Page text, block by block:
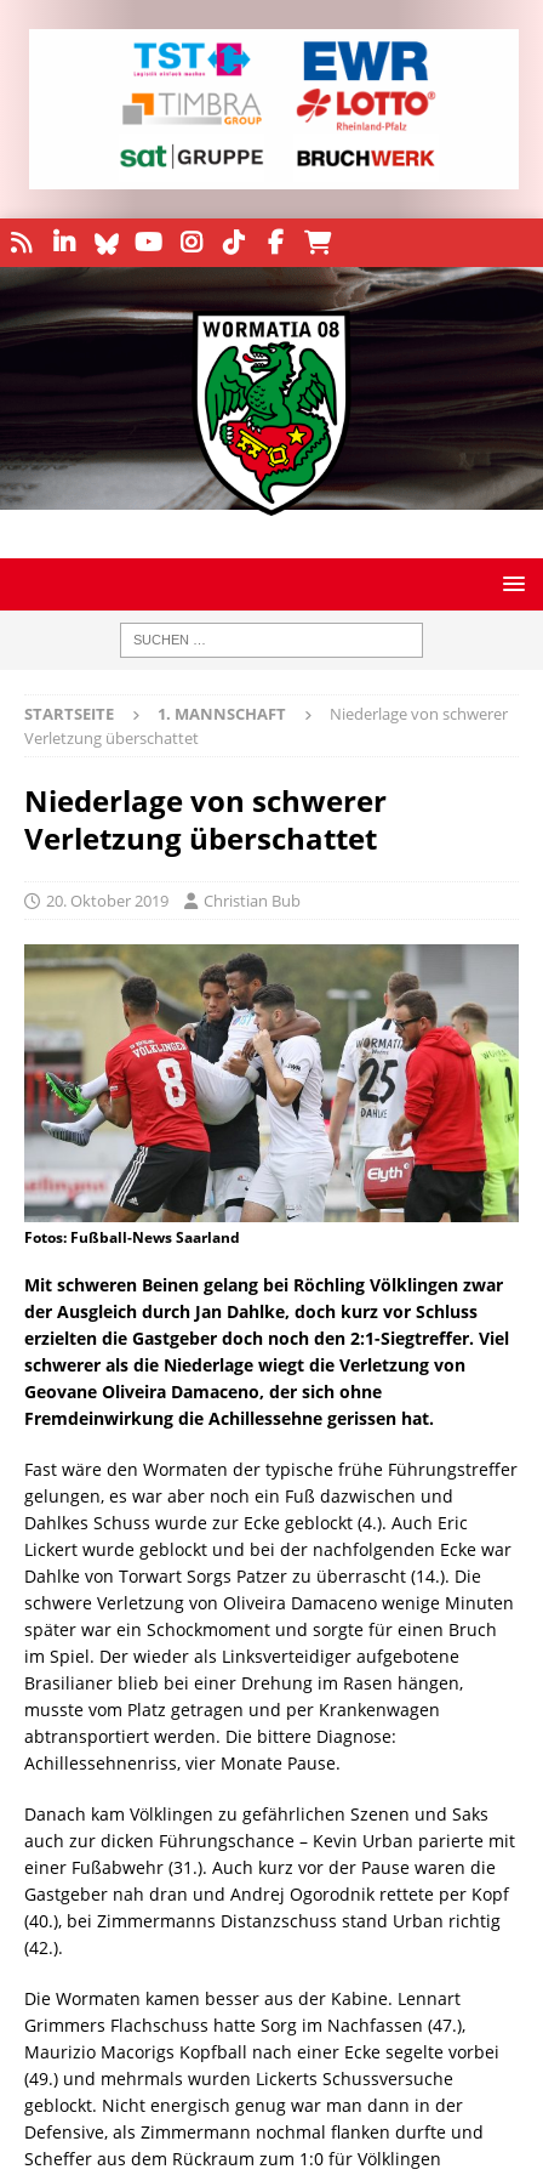
STARTSEITE 1. MANNSCHAFT
Niederlage von schwerer
Verletzung überschattet
Niederlage von schwerer
Verletzung überschattet
20. Oktober 2019 Christian Bub
Fotos: Fußball-News Saarland
Mit schweren Beinen gelang bei Röchling Völklingen zwar
der Ausgleich durch Jan Dahlke, doch kurz vor Schluss
erzielten die Gastgeber doch noch den 2:1-Siegtreffer. Viel
schwerer als die Niederlage wiegt die Verletzung von
Geovane Oliveira Damaceno, der sich ohne
Fremdeinwirkung die Achillessehne gerissen hat.
Fast wäre den Wormaten der typische frühe Führungstreffer
gelungen, es war aber noch ein Fuß dazwischen und
Dahlkes Schuss wurde zur Ecke geblockt (4.). Auch Eric
Lickert wurde geblockt und bei der nachfolgenden Ecke war
Dahlke von Torwart Sorgs Patzer zu überrascht (14.). Die
schwere Verletzung von Oliveira Damaceno wenige Minuten
später war ein Schockmoment und sorgte für einen Bruch
im Spiel. Der wieder als Linksverteidiger aufgebotene
Brasilianer blieb bei einer Drehung im Rasen hängen,
musste vom Platz getragen und per Krankenwagen
abtransportiert werden. Die bittere Diagnose:
Achillessehnenriss, vier Monate Pause.
Danach kam Völklingen zu gefährlichen Szenen und Saks
auch zur dicken Führungschance – Kevin Urban parierte mit
einer Fußabwehr (31.). Auch kurz vor der Pause waren die
Gastgeber nah dran und Andrej Ogorodnik rettete per Kopf
(40.), bei Zimmermanns Distanzschuss stand Urban richtig
(42.).
Die Wormaten kamen besser aus der Kabine. Lennart
Grimmers Flachschuss hatte Sorg im Nachfassen (47.),
Maurizio Macorigs Kopfball nach einer Ecke segelte vorbei
(49.) und mehrmals wurden Lickerts Schussversuche
geblockt. Nicht energisch genug war man dann in der
Defensive, als Zimmermann nochmal flanken durfte und
Scheffer aus dem Rückraum zum 1:0 für Völklingen